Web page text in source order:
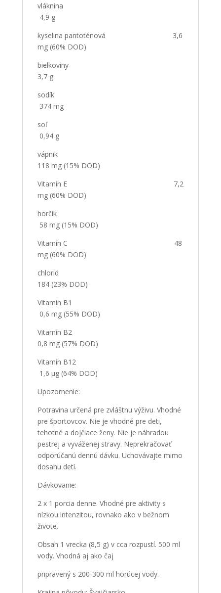
vláknina
4,9 g
kyselina pantoténová 3,6
mg (60% DOD)
bielkoviny
3,7 g
sodík
374 mg
soľ
0,94 g
vápnik
118 mg (15% DOD)
Vitamín E 7,2
mg (60% DOD)
horčík
58 mg (15% DOD)
Vitamín C 48
mg (60% DOD)
chlorid
184 (23% DOD)
Vitamín B1
0,6 mg (55% DOD)
Vitamín B2
0,8 mg (57% DOD)
Vitamín B12
1,6 µg (64% DOD)
Upozornenie:
Potravina určená pre zvláštnu výživu. Vhodné
pre športovcov. Nie je vhodné pre deti,
tehotné a dojčiace ženy. Nie je náhradou
pestrej a vyváženej stravy. Neprekračovať
odporúčanú dennú dávku. Uchovávajte mimo
dosahu detí.
Dávkovanie:
2 x 1 porcia denne. Vhodné pre aktivity s
nízkou intenzitou, rovnako ako v bežnom
živote.
Obsah 1 vrecka (8,5 g) v cca rozpustí. 500 ml
vody. Vhodná aj ako čaj
pripravený s 200-300 ml horúcej vody.